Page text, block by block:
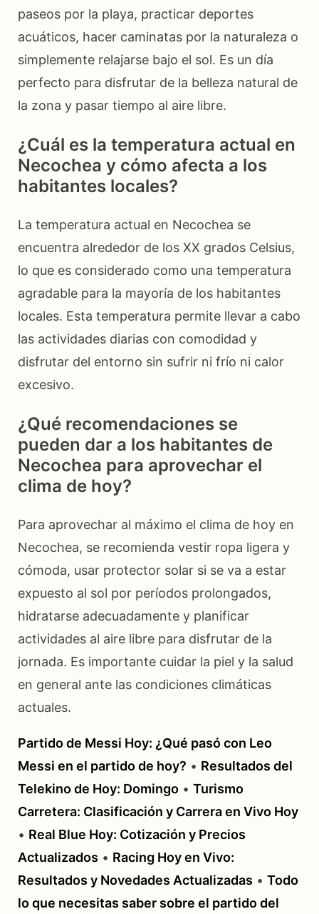
paseos por la playa, practicar deportes
acuáticos, hacer caminatas por la naturaleza o
simplemente relajarse bajo el sol. Es un día
perfecto para disfrutar de la belleza natural de
la zona y pasar tiempo al aire libre.
¿Cuál es la temperatura actual en
Necochea y cómo afecta a los
habitantes locales?
La temperatura actual en Necochea se
encuentra alrededor de los XX grados Celsius,
lo que es considerado como una temperatura
agradable para la mayoría de los habitantes
locales. Esta temperatura permite llevar a cabo
las actividades diarias con comodidad y
disfrutar del entorno sin sufrir ni frío ni calor
excesivo.
¿Qué recomendaciones se
pueden dar a los habitantes de
Necochea para aprovechar el
clima de hoy?
Para aprovechar al máximo el clima de hoy en
Necochea, se recomienda vestir ropa ligera y
cómoda, usar protector solar si se va a estar
expuesto al sol por períodos prolongados,
hidratarse adecuadamente y planificar
actividades al aire libre para disfrutar de la
jornada. Es importante cuidar la piel y la salud
en general ante las condiciones climáticas
actuales.
Partido de Messi Hoy: ¿Qué pasó con Leo
Messi en el partido de hoy? • Resultados del
Telekino de Hoy: Domingo • Turismo
Carretera: Clasificación y Carrera en Vivo Hoy
• Real Blue Hoy: Cotización y Precios
Actualizados • Racing Hoy en Vivo:
Resultados y Novedades Actualizadas • Todo
lo que necesitas saber sobre el partido del